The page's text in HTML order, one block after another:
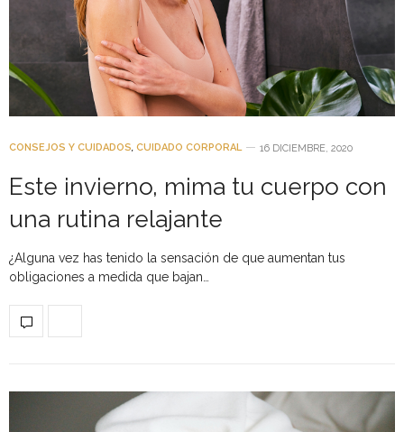
CONSEJOS Y CUIDADOS, CUIDADO CORPORAL 16 DICIEMBRE, 2020
Este invierno, mima tu cuerpo con
una rutina relajante
¿Alguna vez has tenido la sensación de que aumentan tus
obligaciones a medida que bajan…